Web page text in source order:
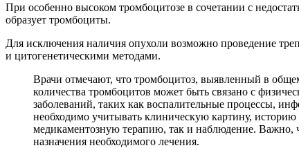
При особенно высоком тромбоцитозе в сочетании с
образует тромбоциты.
Для исключения наличия опухоли возможно проведение
и цитогенетическими методами.
Врачи отмечают, что тромбоцитоз, выявленный в
количества тромбоцитов может быть связано с
заболеваний, таких как воспалительные процессы,
необходимо учитывать клиническую картину,
медикаментозную терапию, так и наблюдение. Важно,
назначения необходимого лечения.